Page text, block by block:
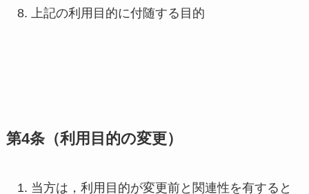
上記の利用目的に付随する目的
第4条（利用目的の変更）
当方は，利用目的が変更前と関連性を有すると